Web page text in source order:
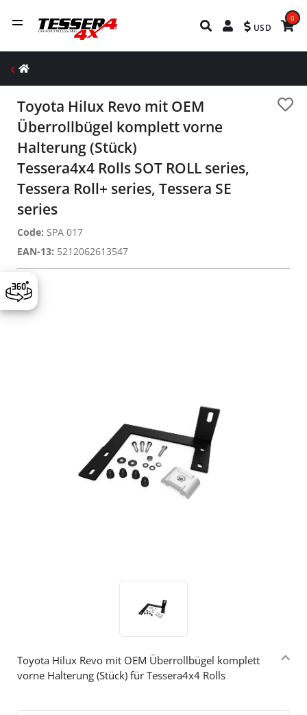
USD
0
Toyota Hilux Revo mit OEM
Überrollbügel komplett vorne
Halterung (Stück)
Tessera4x4 Rolls SOT ROLL series,
Tessera Roll+ series, Tessera SE
series
Code: SPA 017
EAN-13: 5212062613547
Toyota Hilux Revo mit OEM Überrollbügel komplett
vorne Halterung (Stück) für Tessera4x4 Rolls